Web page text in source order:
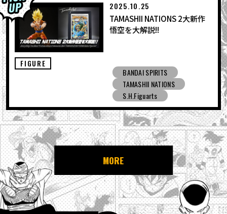
FIGURE
2025.10.25
TAMASHII NATIONS 2大新作
悟空を大解説!!
BANDAI SPIRITS
TAMASHII NATIONS
S.H.Figuarts
MORE
NEWS